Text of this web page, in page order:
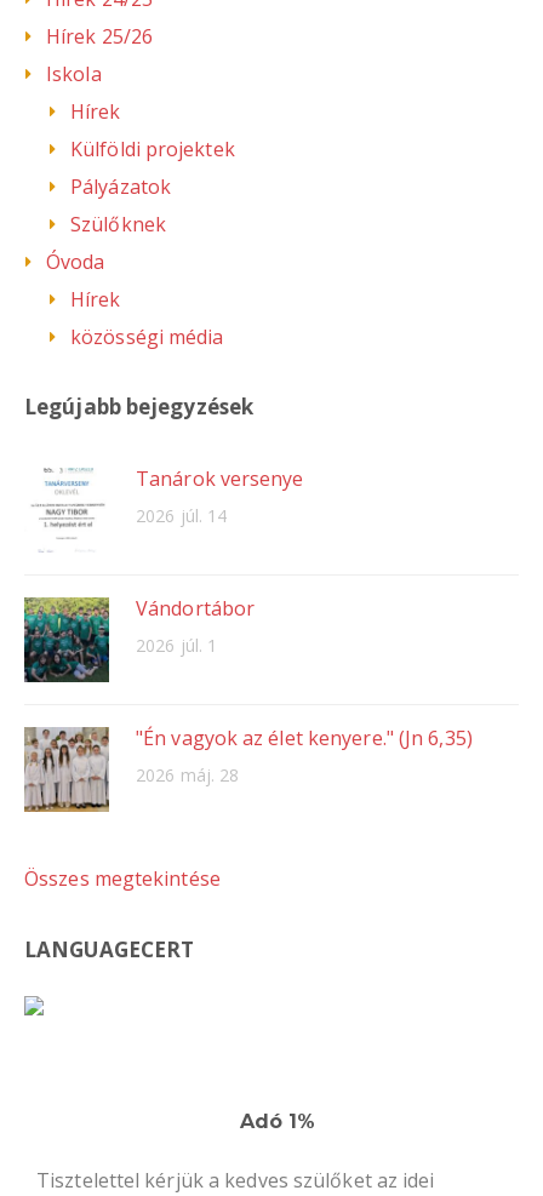
Hírek 25/26
Iskola
Hírek
Külföldi projektek
Pályázatok
Szülőknek
Óvoda
Hírek
közösségi média
Legújabb bejegyzések
Tanárok versenye
2026 júl. 14
Vándortábor
2026 júl. 1
"Én vagyok az élet kenyere." (Jn 6,35)
2026 máj. 28
Összes megtekintése
LANGUAGECERT
Adó 1%
Tisztelettel kérjük a kedves szülőket az idei